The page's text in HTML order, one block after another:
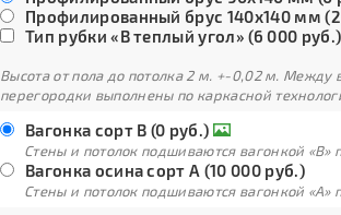
Профилированный брус 140х140 мм
Тип рубки «В теплый угол» (6 000 руб.)
Высота от пола до потолка 2 м. +-0,02 м.
перегородки выполнены по каркасной
Вагонка сорт В (0 руб.)
Стены и потолок подшиваются вагонкой «В»
Вагонка осина сорт А (10 000 руб.)
Стены и потолок подшиваются вагонкой «А»